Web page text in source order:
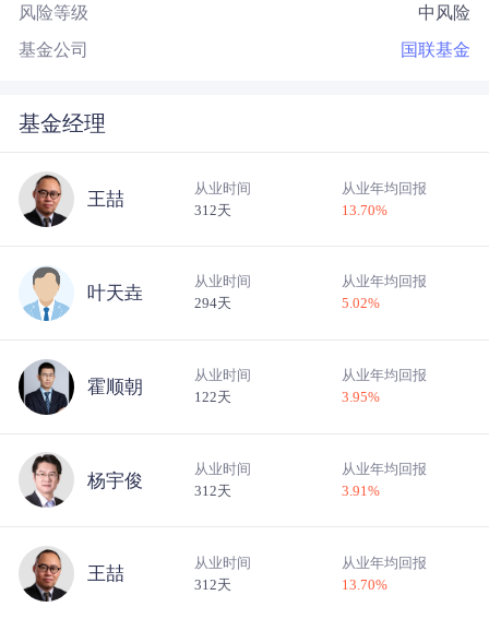
风险等级 中风险
基金公司 国联基金
基金经理
王喆
从业时间
312天
从业年均回报
13.70%
叶天垚
从业时间
294天
从业年均回报
5.02%
霍顺朝
从业时间
122天
从业年均回报
3.95%
杨宇俊
从业时间
312天
从业年均回报
3.91%
王喆
从业时间
312天
从业年均回报
13.70%